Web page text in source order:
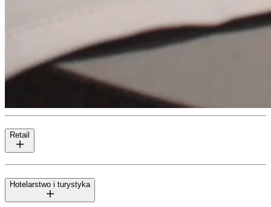
Retail
Hotelarstwo i turystyka